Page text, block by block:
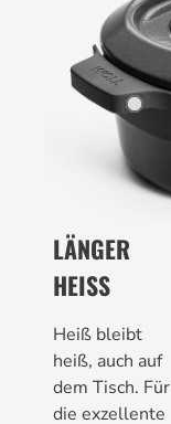
LÄNGER
HEISS
Heiß bleibt
heiß, auch auf
dem Tisch. Für
die exzellente